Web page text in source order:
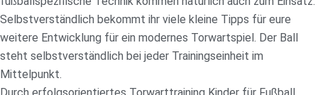
Selbstverständlich bekommt ihr viele kleine Tipps für eure
weitere Entwicklung für ein modernes Torwartspiel. Der Ball
steht selbstverständlich bei jeder Trainingseinheit im
Mittelpunkt.